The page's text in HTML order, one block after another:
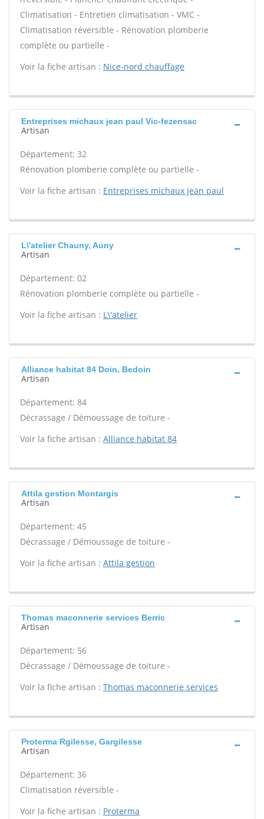
Climatisation - Entretien climatisation - VMC -
Climatisation réversible - Rénovation plomberie
complète ou partielle -
Voir la fiche artisan : Nice-nord chauffage
Entreprises michaux jean paul Vic-fezensac
Artisan
Département: 32
Rénovation plomberie complète ou partielle -
Voir la fiche artisan : Entreprises michaux jean paul
L\'atelier Chauny, Auny
Artisan
Département: 02
Rénovation plomberie complète ou partielle -
Voir la fiche artisan : L\'atelier
Alliance habitat 84 Doin, Bedoin
Artisan
Département: 84
Décrassage / Démoussage de toiture -
Voir la fiche artisan : Alliance habitat 84
Attila gestion Montargis
Artisan
Département: 45
Décrassage / Démoussage de toiture -
Voir la fiche artisan : Attila gestion
Thomas maconnerie services Berric
Artisan
Département: 56
Décrassage / Démoussage de toiture -
Voir la fiche artisan : Thomas maconnerie services
Proterma Rgilesse, Gargilesse
Artisan
Département: 36
Climatisation réversible -
Voir la fiche artisan : Proterma